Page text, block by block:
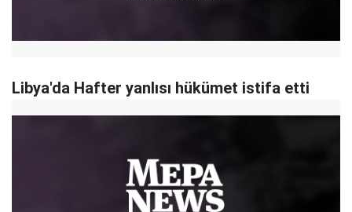
Libya'da Hafter yanlısı hükümet istifa etti